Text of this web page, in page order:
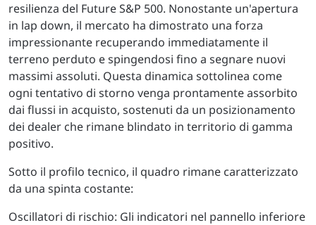
resilienza del Future S&P 500. Nonostante un'apertura
in lap down, il mercato ha dimostrato una forza
impressionante recuperando immediatamente il
terreno perduto e spingendosi fino a segnare nuovi
massimi assoluti. Questa dinamica sottolinea come
ogni tentativo di storno venga prontamente assorbito
dai flussi in acquisto, sostenuti da un posizionamento
dei dealer che rimane blindato in territorio di gamma
positivo.
Sotto il profilo tecnico, il quadro rimane caratterizzato
da una spinta costante:
Oscillatori di rischio: Gli indicatori nel pannello inferiore